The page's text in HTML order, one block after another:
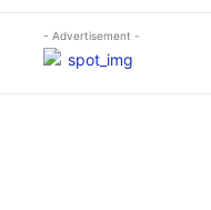
- Advertisement -